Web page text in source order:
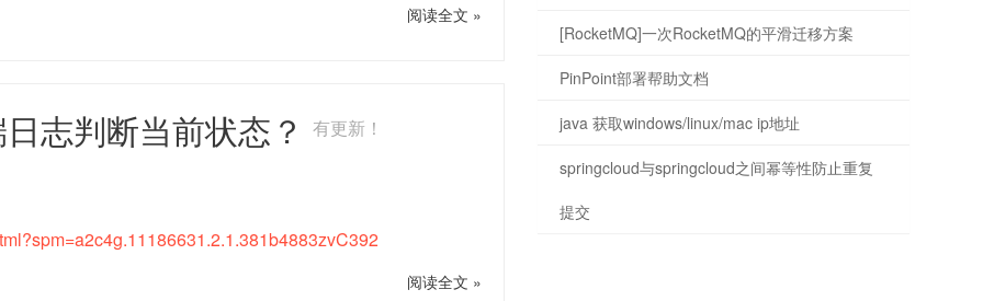
阅读全文 »
志判断当前状态？有更新！
阅读全文 »
[RocketMQ]一次RocketMQ的平滑迁移方案
PinPoint部署帮助文档
java 获取windows/linux/mac ip地址
springcloud与springcloud之间幂等性防止重复
提交